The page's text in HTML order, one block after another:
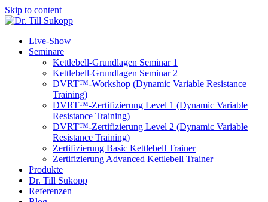
Skip to content
Live-Show
Seminare
Kettlebell-Grundlagen Seminar 1
Kettlebell-Grundlagen Seminar 2
DVRT™-Workshop (Dynamic Variable Resistance
Training)
DVRT™-Zertifizierung Level 1 (Dynamic Variable
Resistance Training)
DVRT™-Zertifizierung Level 2 (Dynamic Variable
Resistance Training)
Zertifizierung Basic Kettlebell Trainer
Zertifizierung Advanced Kettlebell Trainer
Produkte
Dr. Till Sukopp
Referenzen